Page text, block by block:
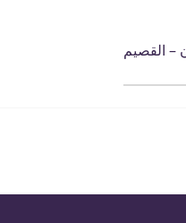
– القصيم